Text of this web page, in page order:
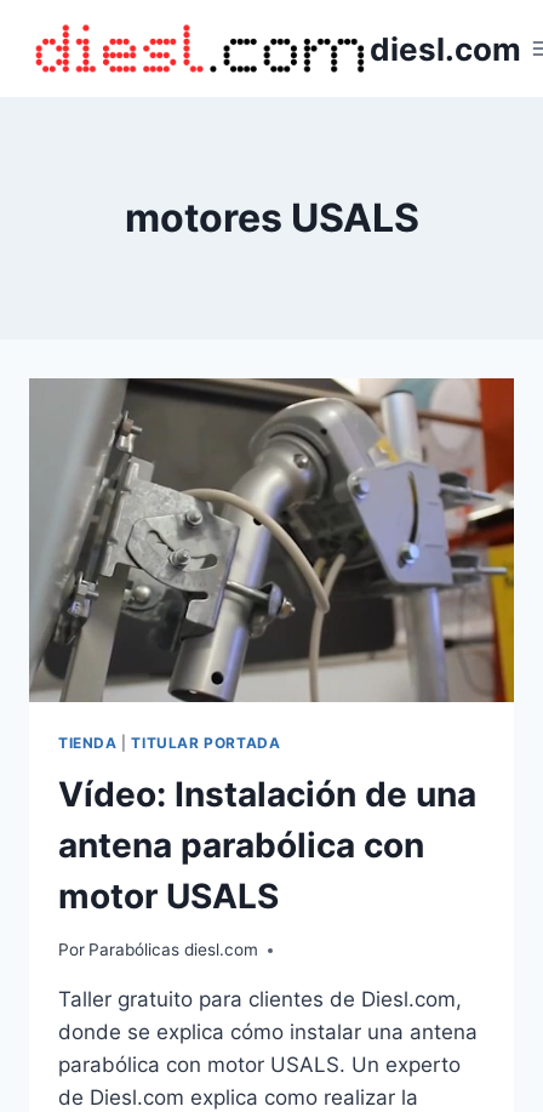
contenido
diesl.com
motores USALS
TIENDA |TITULAR PORTADA
Vídeo: Instalación de una
antena parabólica con
motor USALS
Por Parabólicas diesl.com
Taller gratuito para clientes de Diesl.com,
donde se explica cómo instalar una antena
parabólica con motor USALS. Un experto
de Diesl.com explica como realizar la